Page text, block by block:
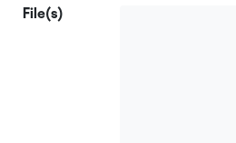
File(s)